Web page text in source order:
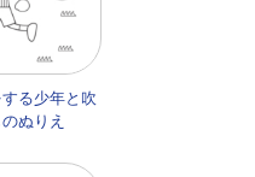
る少年と吹
ぬりえ